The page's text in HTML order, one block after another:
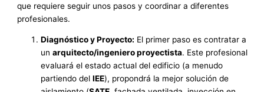
que requiere seguir unos pasos y coordinar a diferentes
profesionales.
Diagnóstico y Proyecto: El primer paso es contratar a
unarquitecto/ingeniero proyectista. Este profesional
evaluará el estado actual del edificio (a menudo
partiendo delIEE), propondrá la mejor solución de